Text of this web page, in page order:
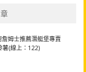
詹姆士推薦潛艇堡專賣
薯(線上：122)